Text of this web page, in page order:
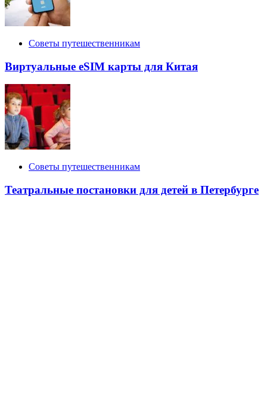
Советы путешественникам
Виртуальные eSIM карты для Китая
Советы путешественникам
Театральные постановки для детей в Петербурге